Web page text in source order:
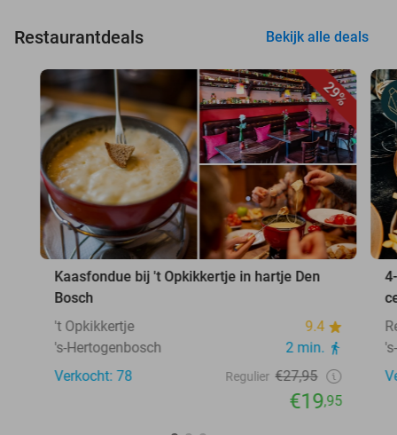
Restaurantdeals Bekijk alle deals
29%
Kaasfondue bij 't Opkikkertje in hartje Den
Bosch
't Opkikkertje
9.4
's-Hertogenbosch
2 min.
Verkocht: 78
Regulier €27,95
€19,95